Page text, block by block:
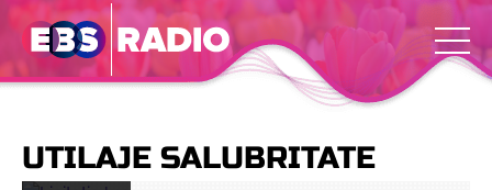
UTILAJE SALUBRITATE